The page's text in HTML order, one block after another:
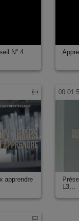
N° 4
apprendre
L3…